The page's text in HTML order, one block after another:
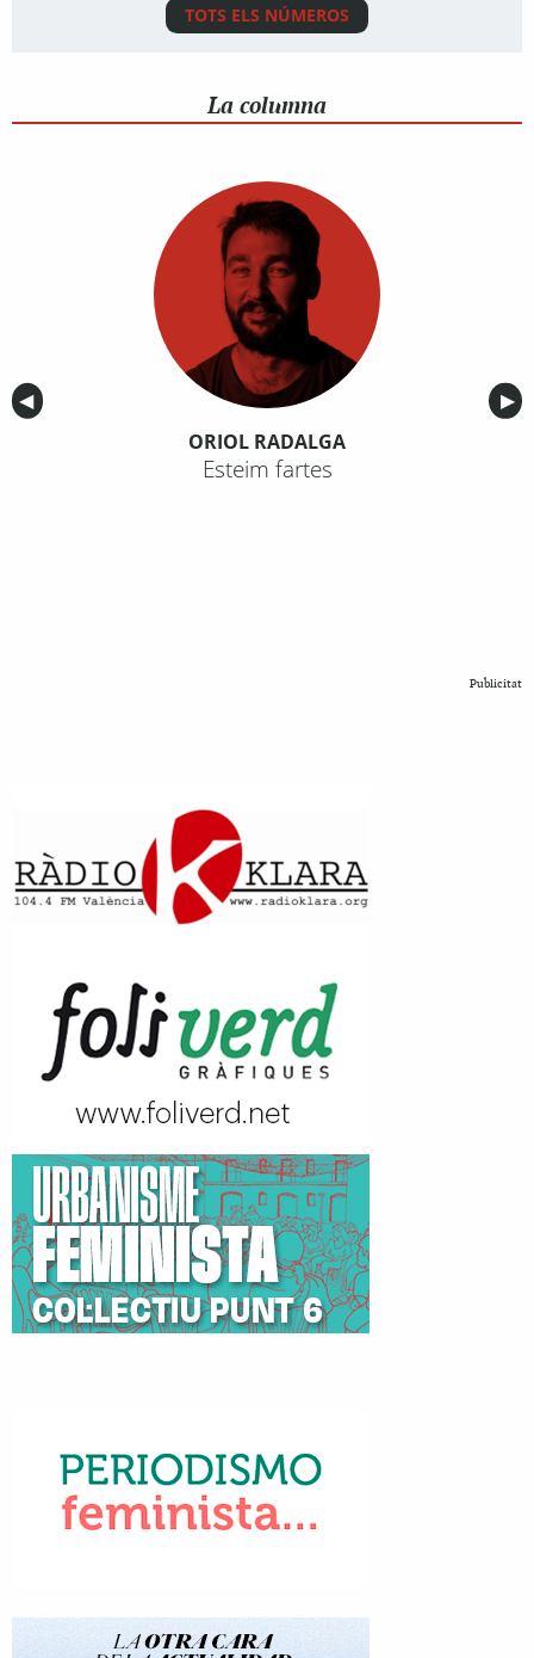
TOTS ELS NÚMEROS
La columna
Anterior
◀︎ ▶︎
ORIOL RADALGA
Esteim fartes
Publicitat